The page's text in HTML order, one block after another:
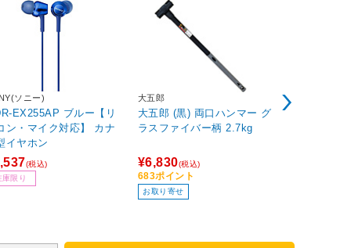
ソニー)
EX255AP ブルー【リ
ン・マイク対応】 カナ
イヤホン
(税込)
庫限り
大五郎
大五郎 (黒) 両口ハンマー グ
ラスファイバー柄 2.7kg
¥6,830(税込)
683ポイント
お取り寄せ